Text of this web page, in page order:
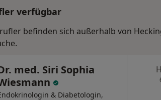
verfügbar
befinden sich außerhalb von
med. Siri Sophia
& Diabetologin,